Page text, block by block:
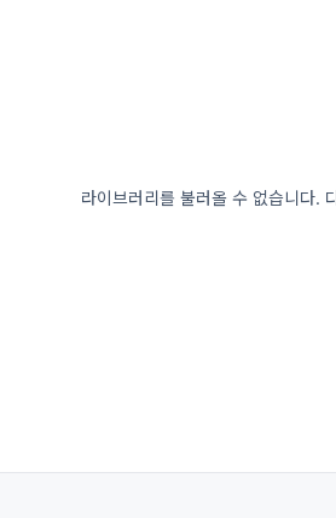
라이브러리를 불러올 수 없습니다.